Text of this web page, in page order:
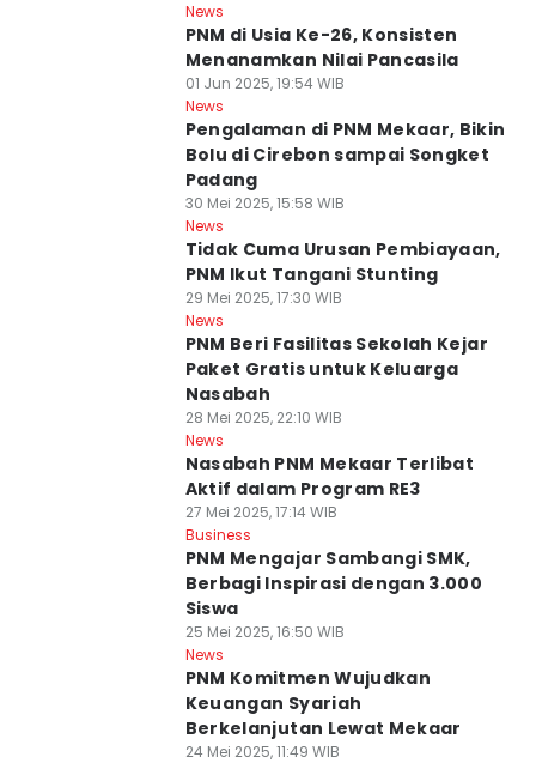
News
PNM di Usia Ke-26, Konsisten
Menanamkan Nilai Pancasila
01 Jun 2025, 19:54 WIB
News
Pengalaman di PNM Mekaar, Bikin
Bolu di Cirebon sampai Songket
Padang
30 Mei 2025, 15:58 WIB
News
Tidak Cuma Urusan Pembiayaan,
PNM Ikut Tangani Stunting
29 Mei 2025, 17:30 WIB
News
PNM Beri Fasilitas Sekolah Kejar
Paket Gratis untuk Keluarga
Nasabah
28 Mei 2025, 22:10 WIB
News
Nasabah PNM Mekaar Terlibat
Aktif dalam Program RE3
27 Mei 2025, 17:14 WIB
Business
PNM Mengajar Sambangi SMK,
Berbagi Inspirasi dengan 3.000
Siswa
25 Mei 2025, 16:50 WIB
News
PNM Komitmen Wujudkan
Keuangan Syariah
Berkelanjutan Lewat Mekaar
24 Mei 2025, 11:49 WIB